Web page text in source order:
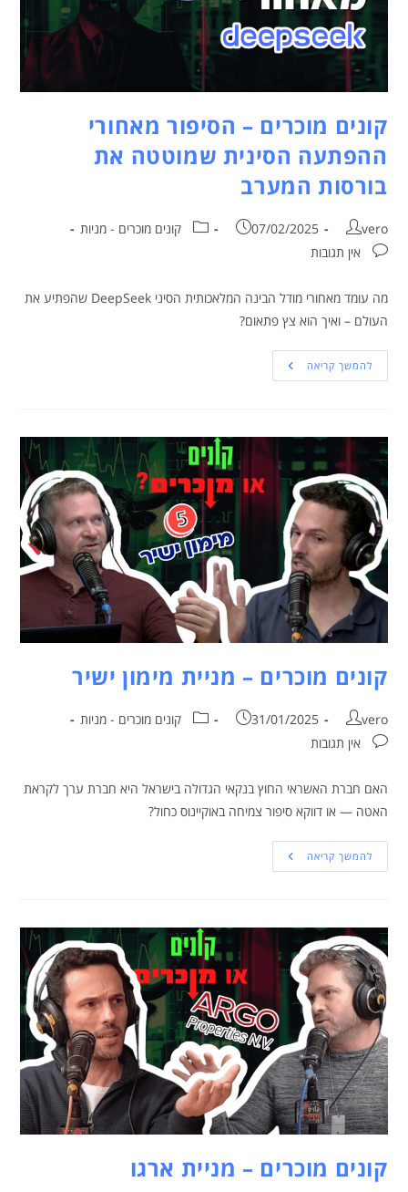
קונים מוכרים – הסיפור מאחורי
ההפתעה הסינית שמוטטה את
בורסות המערב
vero
07/02/2025
קונים מוכרים - מניות
אין תגובות
מה עומד מאחורי מודל הבינה המלאכותית הסיני DeepSeek שהפתיע את
העולם – ואיך הוא צץ פתאום?
להמשך קריאה
קונים מוכרים – מניית מימון ישיר
vero
31/01/2025
קונים מוכרים - מניות
אין תגובות
האם חברת האשראי החוץ בנקאי הגדולה בישראל היא חברת ערך לקראת
האטה — או דווקא סיפור צמיחה באוקיינוס כחול?
להמשך קריאה
קונים מוכרים – מניית ארגו